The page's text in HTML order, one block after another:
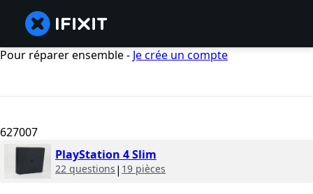
Pour réparer ensemble - Je crée un compte
627007
PlayStation 4 Slim
22 questions | 19 pièces